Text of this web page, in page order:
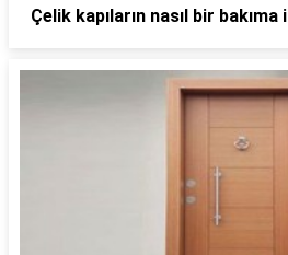
Çelik kapıların nasıl bir bakıma